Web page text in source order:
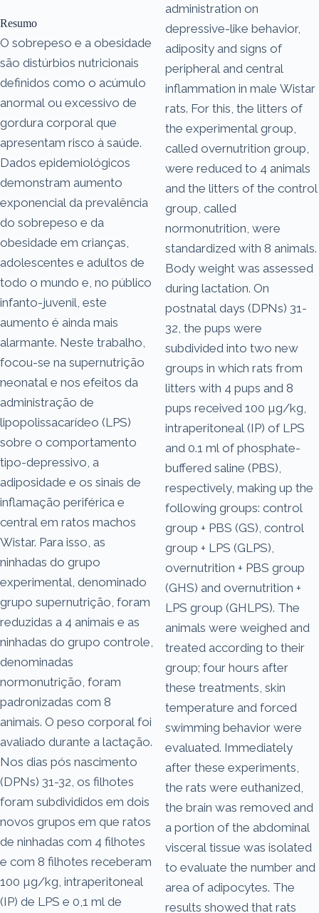
Resumo
O sobrepeso e a obesidade
são distúrbios nutricionais
definidos como o acúmulo
anormal ou excessivo de
gordura corporal que
apresentam risco à saúde.
Dados epidemiológicos
demonstram aumento
exponencial da prevalência
do sobrepeso e da
obesidade em crianças,
adolescentes e adultos de
todo o mundo e, no público
infanto-juvenil, este
aumento é ainda mais
alarmante. Neste trabalho,
focou-se na supernutrição
neonatal e nos efeitos da
administração de
lipopolissacarídeo (LPS)
sobre o comportamento
tipo-depressivo, a
adiposidade e os sinais de
inflamação periférica e
central em ratos machos
Wistar. Para isso, as
ninhadas do grupo
experimental, denominado
grupo supernutrição, foram
reduzidas a 4 animais e as
ninhadas do grupo controle,
denominadas
normonutrição, foram
padronizadas com 8
animais. O peso corporal foi
avaliado durante a lactação.
Nos dias pós nascimento
(DPNs) 31-32, os filhotes
foram subdivididos em dois
novos grupos em que ratos
de ninhadas com 4 filhotes
e com 8 filhotes receberam
100 µg/kg, intraperitoneal
(IP) de LPS e 0,1 ml de
administration on
depressive-like behavior,
adiposity and signs of
peripheral and central
inflammation in male Wistar
rats. For this, the litters of
the experimental group,
called overnutrition group,
were reduced to 4 animals
and the litters of the control
group, called
normonutrition, were
standardized with 8 animals.
Body weight was assessed
during lactation. On
postnatal days (DPNs) 31-
32, the pups were
subdivided into two new
groups in which rats from
litters with 4 pups and 8
pups received 100 µg/kg,
intraperitoneal (IP) of LPS
and 0.1 ml of phosphate-
buffered saline (PBS),
respectively, making up the
following groups: control
group + PBS (GS), control
group + LPS (GLPS),
overnutrition + PBS group
(GHS) and overnutrition +
LPS group (GHLPS). The
animals were weighed and
treated according to their
group; four hours after
these treatments, skin
temperature and forced
swimming behavior were
evaluated. Immediately
after these experiments,
the rats were euthanized,
the brain was removed and
a portion of the abdominal
visceral tissue was isolated
to evaluate the number and
area of adipocytes. The
results showed that rats